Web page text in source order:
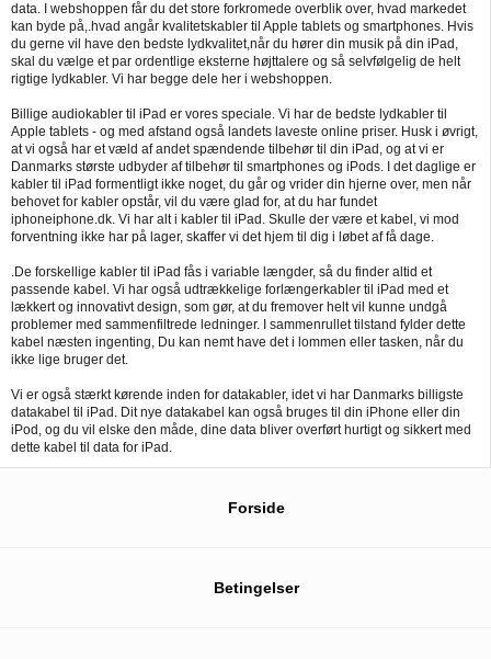
data. I webshoppen får du det store forkromede overblik over, hvad markedet
kan byde på,.hvad angår kvalitetskabler til Apple tablets og smartphones. Hvis
du gerne vil have den bedste lydkvalitet,når du hører din musik på din iPad,
skal du vælge et par ordentlige eksterne højttalere og så selvfølgelig de helt
rigtige lydkabler. Vi har begge dele her i webshoppen.
Billige audiokabler til iPad er vores speciale. Vi har de bedste lydkabler til
Apple tablets - og med afstand også landets laveste online priser. Husk i øvrigt,
at vi også har et væld af andet spændende tilbehør til din iPad, og at vi er
Danmarks største udbyder af tilbehør til smartphones og iPods. I det daglige er
kabler til iPad formentligt ikke noget, du går og vrider din hjerne over, men når
behovet for kabler opstår, vil du være glad for, at du har fundet
iphoneiphone.dk. Vi har alt i kabler til iPad. Skulle der være et kabel, vi mod
forventning ikke har på lager, skaffer vi det hjem til dig i løbet af få dage.
.De forskellige kabler til iPad fås i variable længder, så du finder altid et
passende kabel. Vi har også udtrækkelige forlængerkabler til iPad med et
lækkert og innovativt design, som gør, at du fremover helt vil kunne undgå
problemer med sammenfiltrede ledninger. I sammenrullet tilstand fylder dette
kabel næsten ingenting, Du kan nemt have det i lommen eller tasken, når du
ikke lige bruger det.
Vi er også stærkt kørende inden for datakabler, idet vi har Danmarks billigste
datakabel til iPad. Dit nye datakabel kan også bruges til din iPhone eller din
iPod, og du vil elske den måde, dine data bliver overført hurtigt og sikkert med
dette kabel til data for iPad.
Forside
Betingelser